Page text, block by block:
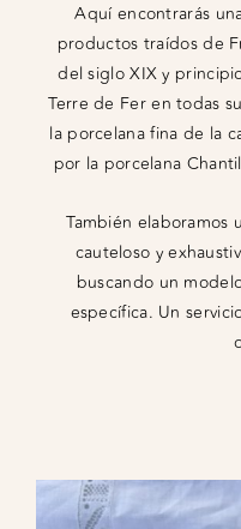
Aquí encontrarás
productos traídos de
del siglo XIX y
Terre de Fer en todas
la porcelana fina de la
por la porcelana
También elaboramos
cauteloso y
buscando un
específica. Un